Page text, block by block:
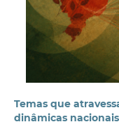
Temas que
dinâmicas